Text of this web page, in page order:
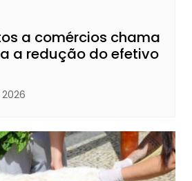
a comércios chama
a redução do efetivo